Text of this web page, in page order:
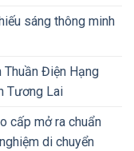
sáng thông minh
Điện Hạng
Tương Lai
cấp mở ra chuẩn
di chuyển